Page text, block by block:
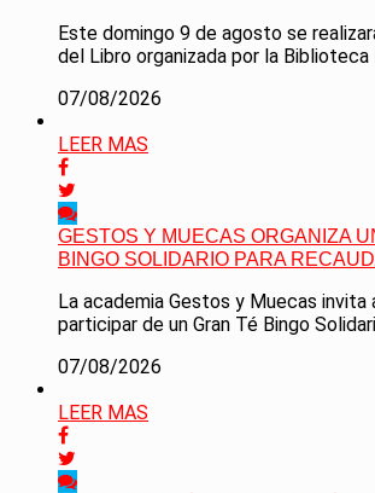
Este domingo 9 de agosto se
del Libro organizada por la Biblioteca
07/08/2026
LEER MAS
GESTOS Y MUECAS ORGANIZA
BINGO SOLIDARIO PARA
La academia Gestos y Muecas invita
participar de un Gran Té Bingo
07/08/2026
LEER MAS